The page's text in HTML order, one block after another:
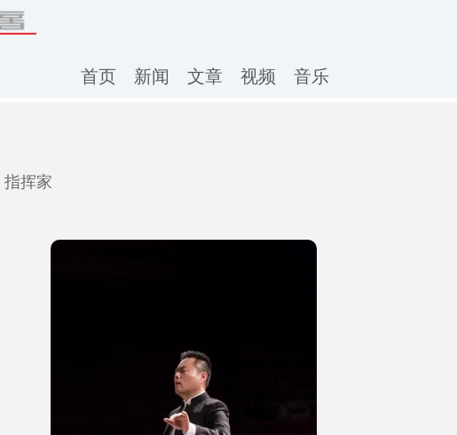
首页 新闻 文章 视频 音乐
挥家